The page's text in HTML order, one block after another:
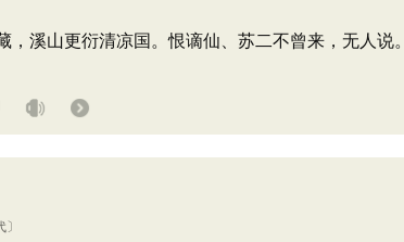
，溪山更衍清凉国。恨谪仙、苏二不曾来，无人说。
〕